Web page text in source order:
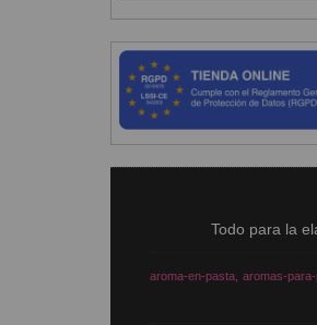
Todo para la
aroma-en-pasta aromas-